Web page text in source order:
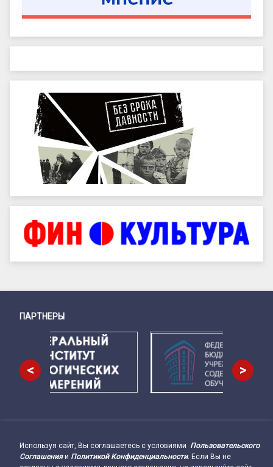
Снизу
ПАРТНЕРЫ
< >
Подвал сайта → влево
Используя сайт, Вы соглашаетесь с условиями Пользовательского
Соглашенияи Политикой Конфиденциальности. Если Вы не